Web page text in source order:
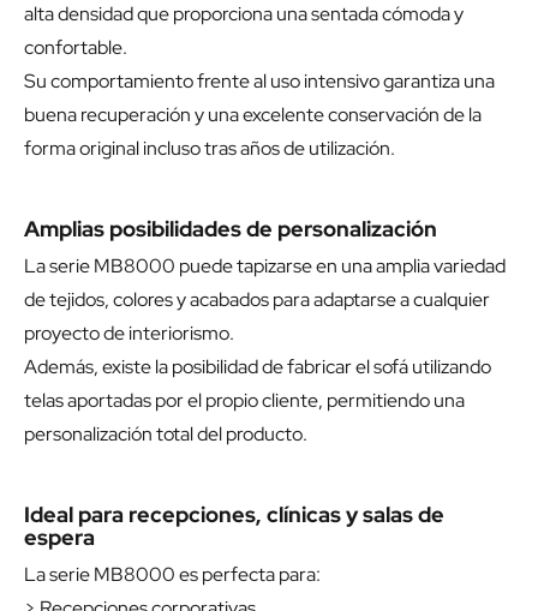
alta densidad que proporciona una sentada cómoda y
confortable.
Su comportamiento frente al uso intensivo garantiza una
buena recuperación y una excelente conservación de la
forma original incluso tras años de utilización.
Amplias posibilidades de personalización
La serie MB8000 puede tapizarse en una amplia variedad
de tejidos, colores y acabados para adaptarse a cualquier
proyecto de interiorismo.
Además, existe la posibilidad de fabricar el sofá utilizando
telas aportadas por el propio cliente, permitiendo una
personalización total del producto.
Ideal para recepciones, clínicas y salas de
espera
La serie MB8000 es perfecta para: